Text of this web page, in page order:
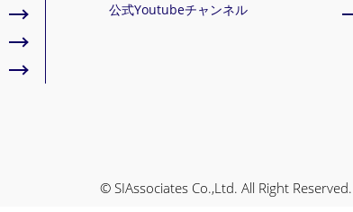
公式Youtubeチャンネル
© SIAssociates Co.,Ltd. All Right Reserved.